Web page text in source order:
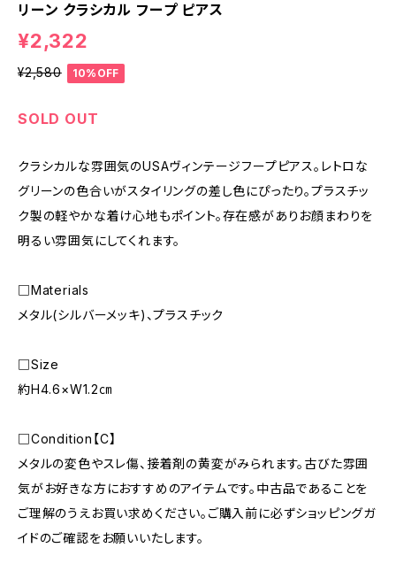
リーン クラシカル フープ ピアス
¥2,322
¥2,580 10%OFF
SOLD OUT
クラシカルな雰囲気のUSAヴィンテージフープピアス。レトロな
グリーンの色合いがスタイリングの差し色にぴったり。プラスチッ
ク製の軽やかな着け心地もポイント。存在感がありお顔まわりを
明るい雰囲気にしてくれます。
□Materials
メタル(シルバーメッキ)、プラスチック
□Size
約H4.6×W1.2㎝
□Condition【C】
メタルの変色やスレ傷、接着剤の黄変がみられます。古びた雰囲
気がお好きな方におすすめのアイテムです。中古品であることを
ご理解のうえお買い求めください。ご購入前に必ずショッピングガ
イドのご確認をお願いいたします。